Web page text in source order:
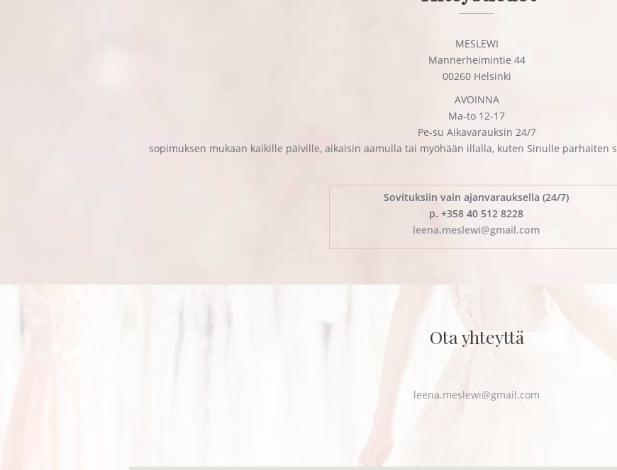
MESLEWI
Mannerheimintie 44
00260 Helsinki
AVOINNA
Ma-to 12-17
Pe-su Aikavarauksin 24/7
sopimuksen mukaan kaikille päiville, aikaisin aamulla tai myöhään illalla, kuten Sinulle parhaiten
Sovituksiin vain ajanvarauksella (24/7)
p. +358 40 512 8228
leena.meslewi@gmail.com
Ota yhteyttä
leena.meslewi@gmail.com